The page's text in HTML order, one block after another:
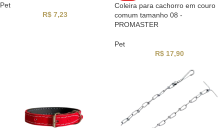
Pet
R$7,23
Coleira para cachorro em couro
comum tamanho 08 -
PROMASTER
Pet
R$17,90